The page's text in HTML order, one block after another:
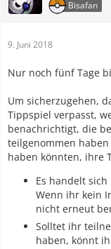
Bisafan
9. Juni 2018
Nur noch fünf Tage
Um sicherzugehen,
Tippspiel verpasst,
benachrichtigt, die
teilgenommen
haben könnten, ihre
Es handelt
Wenn ihr kein
nicht erneut
Solltet ihr
haben, könnt